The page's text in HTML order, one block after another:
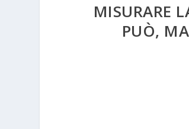
MISURARE
PUÒ,